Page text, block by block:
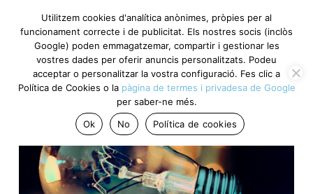
Utilitzem cookies d'analítica anònimes, pròpies per al
funcionament correcte i de publicitat. Els nostres socis (inclòs
Google) poden emmagatzemar, compartir i gestionar les
vostres dades per oferir anuncis personalitzats. Podeu
acceptar o personalitzar la vostra configuració. Fes clic a
Política de Cookies o la pàgina de termes i privadesa de Google
per saber-ne més.
Ok
No Política de cookies